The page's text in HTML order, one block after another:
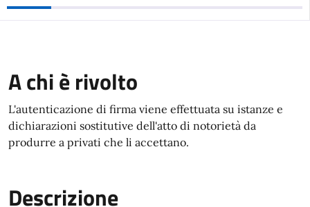
A chi è rivolto
L'autenticazione di firma viene effettuata su istanze e
dichiarazioni sostitutive dell'atto di notorietà da
produrre a privati che li accettano.
Descrizione